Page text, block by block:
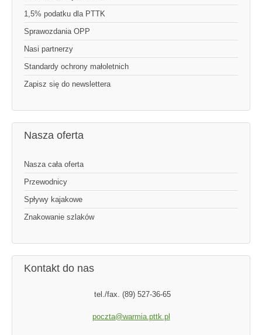
1,5% podatku dla PTTK
Sprawozdania OPP
Nasi partnerzy
Standardy ochrony małoletnich
Zapisz się do newslettera
Nasza oferta
Nasza cała oferta
Przewodnicy
Spływy kajakowe
Znakowanie szlaków
Kontakt do nas
tel./fax. (89) 527-36-65
poczta@warmia.pttk.pl